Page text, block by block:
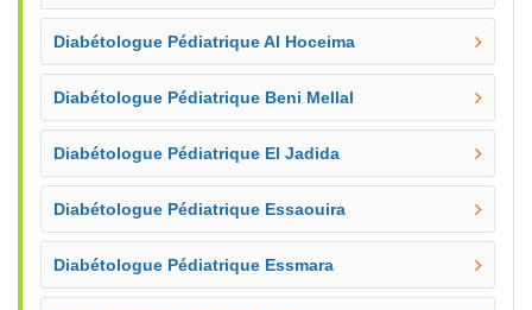
Diabétologue Pédiatrique Al Hoceima
Diabétologue Pédiatrique Beni Mellal
Diabétologue Pédiatrique El Jadida
Diabétologue Pédiatrique Essaouira
Diabétologue Pédiatrique Essmara